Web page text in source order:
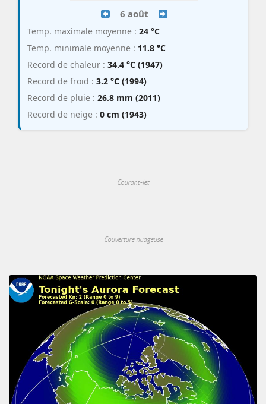
6 août
Temp. maximale moyenne : 24 °C
Temp. minimale moyenne : 11.8 °C
Record de chaleur : 34.4 °C (1947)
Record de froid : 3.2 °C (1994)
Record de pluie : 26.8 mm (2011)
Record de neige : 0 cm (1943)
Courant-Jet
Couverture nuageuse